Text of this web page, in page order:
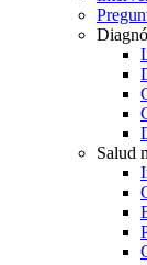
Salud